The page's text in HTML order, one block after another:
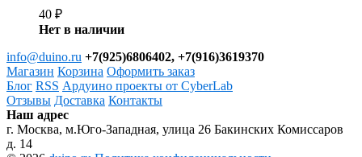
40 ₽
Нет в наличии
info@duino.ru +7(925)6806402, +7(916)3619370
Магазин Корзина Оформить заказ
Блог RSS Ардуино проекты от CyberLab
Отзывы Доставка Контакты
Наш адрес
г. Москва, м.Юго-Западная, улица 26 Бакинских Комиссаров
д. 14